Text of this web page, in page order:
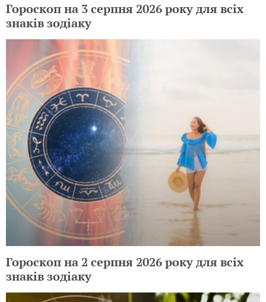
Гороскоп на 3 серпня 2026 року для всіх
знаків зодіаку
Гороскоп на 2 серпня 2026 року для всіх
знаків зодіаку